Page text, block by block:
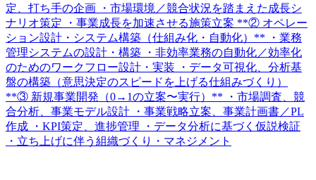
定、打ち手の企画 ・市場環境／競合状況を踏まえた成長シ
ナリオ策定 ・事業成長を加速させる施策立案 **② オペレー
ション設計・システム構築（仕組み化・自動化）** ・業務
管理システムの設計・構築 ・非効率業務の自動化／効率化
のためのワークフロー設計・実装 ・データ可視化、分析基
盤の構築（意思決定のスピードを上げる仕組みづくり）
**③ 新規事業開発（0→1の立案〜実行）** ・市場調査、競
合分析、事業モデル設計 ・事業戦略立案、事業計画書／PL
作成 ・KPI策定、進捗管理 ・データ分析に基づく仮説検証
・立ち上げに伴う組織づくり・マネジメント